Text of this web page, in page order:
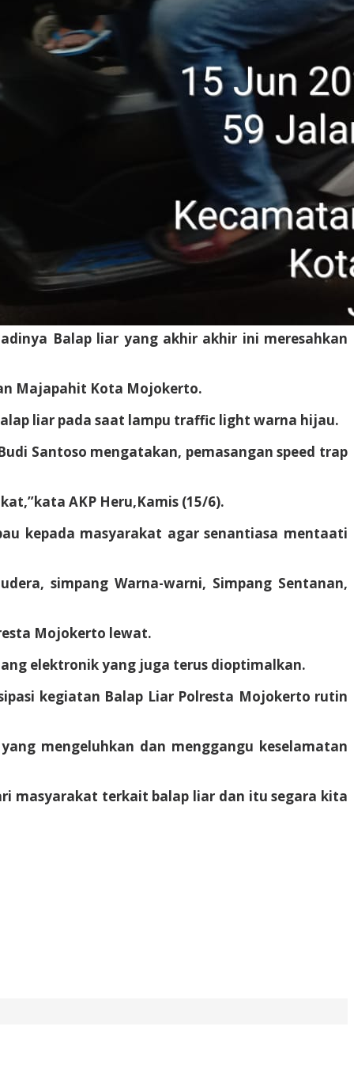
Balap liar yang akhir akhir ini meresahkan
Majapahit Kota Mojokerto.
liar pada saat lampu traffic light warna hijau.
Santoso mengatakan, pemasangan speed trap
AKP Heru,Kamis (15/6).
kepada masyarakat agar senantiasa mentaati
simpang Warna-warni, Simpang Sentanan,
Mojokerto lewat.
elektronik yang juga terus dioptimalkan.
kegiatan Balap Liar Polresta Mojokerto rutin
mengeluhkan dan menggangu keselamatan
masyarakat terkait balap liar dan itu segara kita